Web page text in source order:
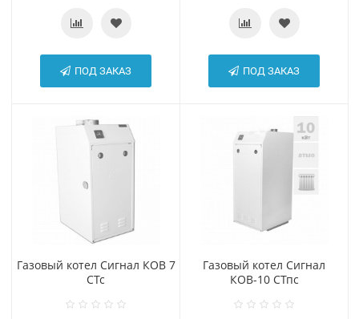
ПОД ЗАКАЗ ПОД ЗАКАЗ
Газовый котел Сигнал КОВ 7
СТс
Газовый котел Сигнал
КОВ-10 СТпс